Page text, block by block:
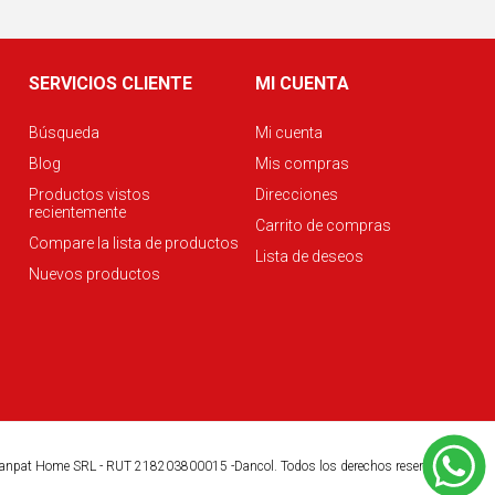
SERVICIOS CLIENTE
Búsqueda
Blog
Productos vistos
recientemente
Compare la lista de productos
Nuevos productos
MI CUENTA
Mi cuenta
Mis compras
Direcciones
Carrito de compras
Lista de deseos
Home SRL - RUT 218203800015 -Dancol. Todos los derechos reservados.